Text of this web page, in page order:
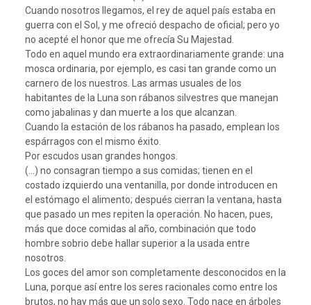
Cuando nosotros llegamos, el rey de aquel país estaba en
guerra con el Sol, y me ofreció despacho de oficial; pero yo
no acepté el honor que me ofrecía Su Majestad.
Todo en aquel mundo era extraordinariamente grande: una
mosca ordinaria, por ejemplo, es casi tan grande como un
carnero de los nuestros. Las armas usuales de los
habitantes de la Luna son rábanos silvestres que manejan
como jabalinas y dan muerte a los que alcanzan.
Cuando la estación de los rábanos ha pasado, emplean los
espárragos con el mismo éxito.
Por escudos usan grandes hongos.
(…) no consagran tiempo a sus comidas; tienen en el
costado izquierdo una ventanilla, por donde introducen en
el estómago el alimento; después cierran la ventana, hasta
que pasado un mes repiten la operación. No hacen, pues,
más que doce comidas al año, combinación que todo
hombre sobrio debe hallar superior a la usada entre
nosotros.
Los goces del amor son completamente desconocidos en la
Luna, porque así entre los seres racionales como entre los
brutos, no hay más que un solo sexo. Todo nace en árboles